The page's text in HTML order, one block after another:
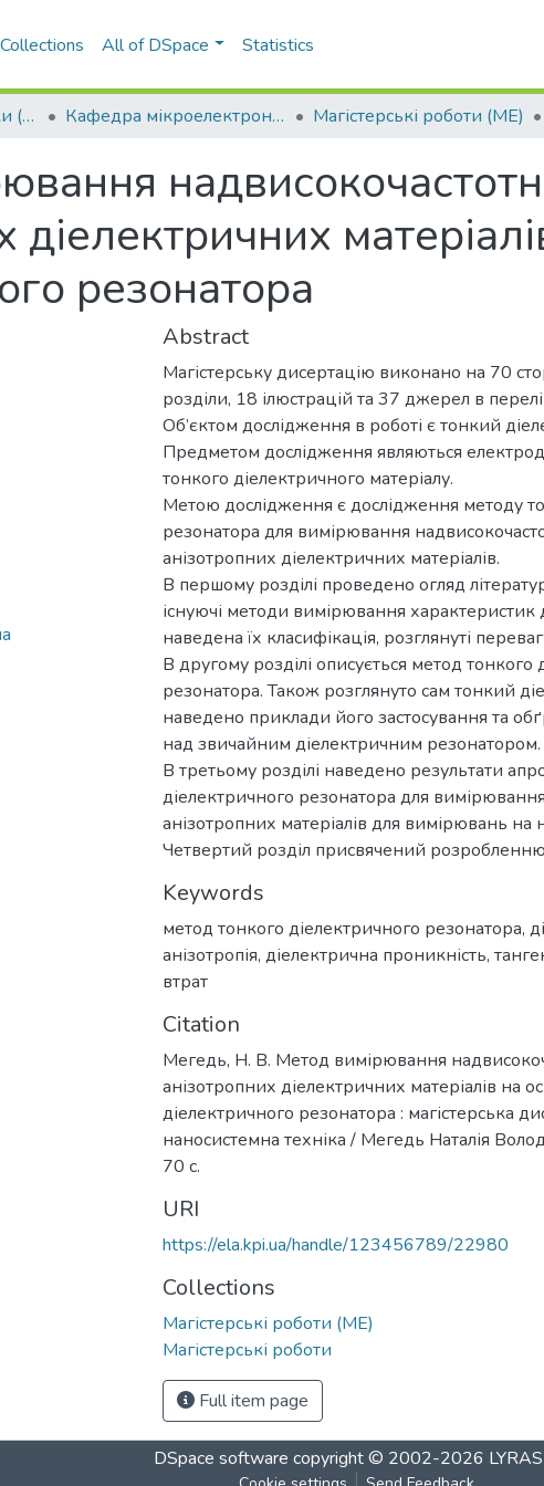
All of DSpace Statistics
Факультет електроніки (ФЕЛ) Кафедра мікроелектроніки (МЕ) Магістерські роботи (МЕ)
діелектричних
резонатора
Abstract
Магістерську дисертацію виконано на 70
розділи, 18 ілюстрацій та 37 джерел в
Об’єктом дослідження в роботі є тонкий
Предметом дослідження являються
тонкого діелектричного матеріалу.
Метою дослідження є дослідження методу
резонатора для вимірювання
анізотропних діелектричних матеріалів.
В першому розділі проведено огляд
існуючі методи вимірювання характеристик
наведена їх класифікація, розглянуті
В другому розділі описується метод тонкого
резонатора. Також розглянуто сам тонкий
наведено приклади його застосування та
над звичайним діелектричним резонатором.
В третьому розділі наведено результати
діелектричного резонатора для
анізотропних матеріалів для вимірювань на
Четвертий розділ присвячений розробленню
Keywords
метод тонкого діелектричного резонатора,
анізотропія, діелектрична проникність,
втрат
Citation
Мегедь, Н. В. Метод вимірювання
анізотропних діелектричних матеріалів на
діелектричного резонатора : магістерська
наносистемна техніка / Мегедь Наталія
70 с.
URI
https://ela.kpi.ua/handle/123456789/22980
Collections
Магістерські роботи (МЕ)
Магістерські роботи
Full item page
DSpace software copyright © 2002-2026